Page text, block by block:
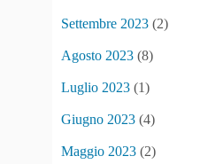
Settembre 2023 (2)
Agosto 2023 (8)
Luglio 2023 (1)
Giugno 2023 (4)
Maggio 2023 (2)